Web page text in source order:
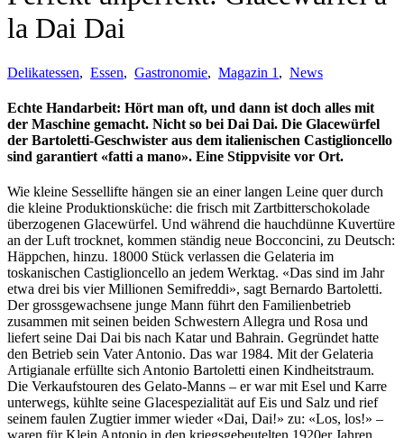
la Dai Dai
Delikatessen, Essen, Gastronomie, Magazin 1 , News
Echte Handarbeit: Hört man oft, und dann ist doch alles mit
der Maschine gemacht. Nicht so bei Dai Dai. Die Glacewürfel
der Bartoletti-Geschwister aus dem italienischen Castiglioncello
sind garantiert «fatti a mano». Eine Stippvisite vor Ort.
Wie kleine Sessellifte hängen sie an einer langen Leine quer durch
die kleine Produktionsküche: die frisch mit Zartbitterschokolade
überzogenen Glacewürfel. Und während die hauchdünne Kuvertüre
an der Luft trocknet, kommen ständig neue Bocconcini, zu Deutsch:
Häppchen, hinzu. 18000 Stück verlassen die Gelateria im
toskanischen Castiglioncello an jedem Werktag. «Das sind im Jahr
etwa drei bis vier Millionen Semifreddi», sagt Bernardo Bartoletti.
Der grossgewachsene junge Mann führt den Familienbetrieb
zusammen mit seinen beiden Schwestern Allegra und Rosa und
liefert seine Dai Dai bis nach Katar und Bahrain. Gegründet hatte
den Betrieb sein Vater Antonio. Das war 1984. Mit der Gelateria
Artigianale erfüllte sich Antonio Bartoletti einen Kindheitstraum.
Die Verkaufstouren des Gelato-Manns – er war mit Esel und Karre
unterwegs, kühlte seine Glacespezialität auf Eis und Salz und rief
seinem faulen Zugtier immer wieder «Dai, Dai!» zu: «Los, los!» –